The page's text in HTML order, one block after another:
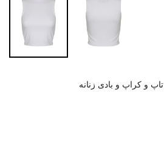
تاپ و کراپ و بادی زنانه